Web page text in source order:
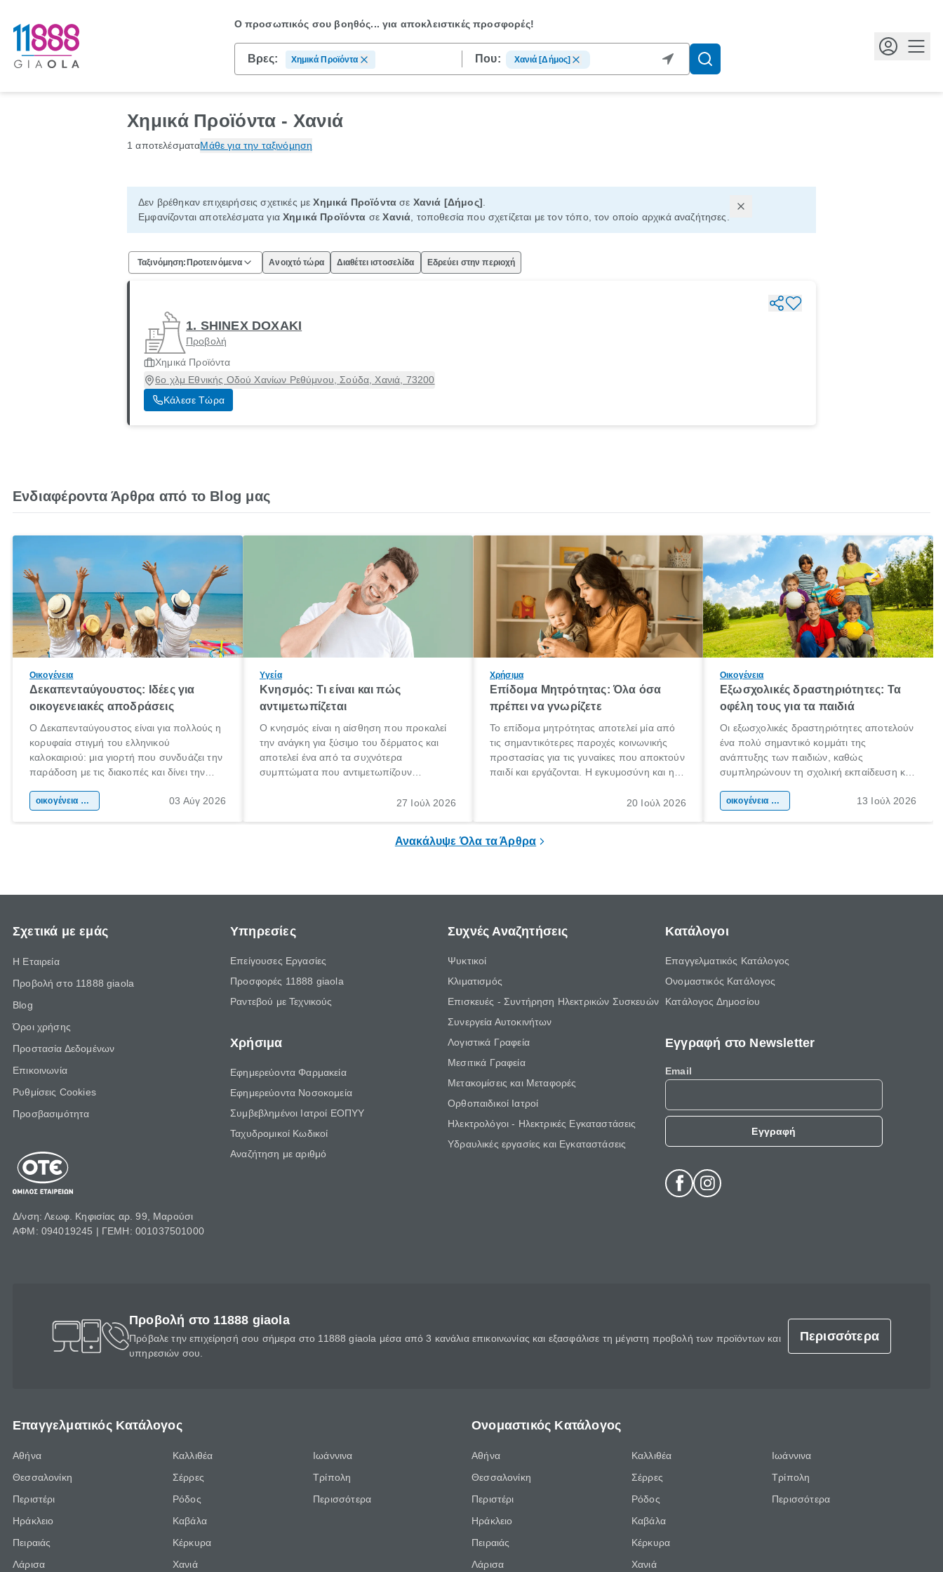
Ο προσωπικός σου βοηθός...για αποκλειστικές προσφορές!
Βρες: Χημικά Προϊόντα Που: Χανιά [Δήμος]
Χημικά Προϊόντα - Χανιά
1 αποτελέσματαΜάθε για την ταξινόμηση
Δεν βρέθηκαν επιχειρήσεις σχετικές μεΧημικά Προϊόντα σε Χανιά [Δήμος]
Εμφανίζονται αποτελέσματα γιαΧημικά Προϊόντα σεΧανιά , τοποθεσία που σχετίζεται με τον τόπο, τον οποίο αρχικά αναζήτησες.
Ταξινόμηση: Προτεινόμενα Ανοιχτό τώρα Διαθέτει ιστοσελίδα Εδρεύει στην περιοχή
1. SHINEX DOXAKI
Προβολή
Χημικά Προϊόντα
6ο χλμ Εθνικής Οδού Χανίων Ρεθύμνου, Σούδα, Χανιά, 73200
Κάλεσε Τώρα
Ενδιαφέροντα Άρθρα από το Blog μας
Οικογένεια
Δεκαπενταύγουστος: Ιδέες για
οικογενειακές αποδράσεις
Ο Δεκαπενταύγουστος είναι για πολλούς η
κορυφαία στιγμή του ελληνικού
καλοκαιριού: μια γιορτή που συνδυάζει την
παράδοση με τις διακοπές και δίνει την
χώρας. Είτε πρόκειται για λίγες μέρες
οικογένεια & παιδί 03 Αύγ 2026
Υγεία
Κνησμός: Τι είναι και πώς
αντιμετωπίζεται
Ο κνησμός είναι η αίσθηση που προκαλεί
την ανάγκη για ξύσιμο του δέρματος και
αποτελεί ένα από τα συχνότερα
συμπτώματα που αντιμετωπίζουν
πληροφορίες για το «κνησμός τι είναι»,
27 Ιούλ 2026
Χρήσιμα
Επίδομα Μητρότητας: Όλα όσα
πρέπει να γνωρίζετε
Το επίδομα μητρότητας αποτελεί μία από
τις σημαντικότερες παροχές κοινωνικής
προστασίας για τις γυναίκες που αποκτούν
παιδί και εργάζονται. Η εγκυμοσύνη και η
σημαντική περίοδος στη ζωή κάθε20 Ιούλ 2026
Οικογένεια
Εξωσχολικές δραστηριότητες: Τα
οφέλη τους για τα παιδιά
Οι εξωσχολικές δραστηριότητες αποτελούν
ένα πολύ σημαντικό κομμάτι της
ανάπτυξης των παιδιών, καθώς
συμπληρώνουν τη σχολική εκπαίδευση και
της προσωπικότητας, της κοινωνικότητας
οικογένεια & παιδί 13 Ιούλ 2026
Ανακάλυψε Όλα τα Άρθρα
Σχετικά με εμάς
Η Εταιρεία
Προβολή στο 11888 giaola
Blog
Όροι χρήσης
Προστασία Δεδομένων
Επικοινωνία
Ρυθμίσεις Cookies
Προσβασιμότητα
Δ/νση: Λεωφ. Κηφισίας αρ. 99, Μαρούσι
ΑΦΜ: 094019245 | ΓΕΜΗ: 001037501000
Υπηρεσίες
Επείγουσες Εργασίες
Προσφορές 11888 giaola
Ραντεβού με Τεχνικούς
Χρήσιμα
Εφημερεύοντα Φαρμακεία
Εφημερεύοντα Νοσοκομεία
Συμβεβλημένοι Ιατροί ΕΟΠΥΥ
Ταχυδρομικοί Κωδικοί
Αναζήτηση με αριθμό
Συχνές Αναζητήσεις
Ψυκτικοί
Κλιματισμός
Επισκευές - Συντήρηση Ηλεκτρικών Συσκευών
Συνεργεία Αυτοκινήτων
Λογιστικά Γραφεία
Μεσιτικά Γραφεία
Μετακομίσεις και Μεταφορές
Ορθοπαιδικοί Ιατροί
Ηλεκτρολόγοι - Ηλεκτρικές Εγκαταστάσεις
Υδραυλικές εργασίες και Εγκαταστάσεις
Κατάλογοι
Επαγγελματικός Κατάλογος
Ονομαστικός Κατάλογος
Κατάλογος Δημοσίου
Εγγραφή στο Newsletter
Email
Εγγραφή
Προβολή στο 11888 giaola
Πρόβαλε την επιχείρησή σου σήμερα στο 11888 giaola μέσα από 3 κανάλια επικοινωνίας και εξασφάλισε τη μέγιστη προβολή των προϊόντων και
υπηρεσιών σου.
Περισσότερα
Επαγγελματικός Κατάλογος
Αθήνα
Θεσσαλονίκη
Περιστέρι
Ηράκλειο
Πειραιάς
Λάρισα
Καλλιθέα
Σέρρες
Ρόδος
Καβάλα
Κέρκυρα
Χανιά
Ιωάννινα
Τρίπολη
Περισσότερα
Ονομαστικός Κατάλογος
Αθήνα
Θεσσαλονίκη
Περιστέρι
Ηράκλειο
Πειραιάς
Λάρισα
Καλλιθέα
Σέρρες
Ρόδος
Καβάλα
Κέρκυρα
Χανιά
Ιωάννινα
Τρίπολη
Περισσότερα